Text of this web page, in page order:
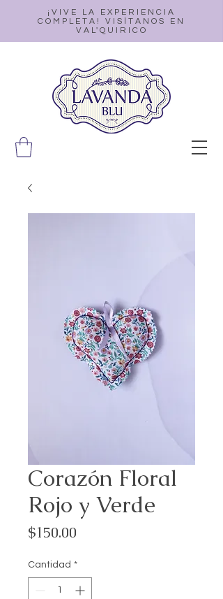
¡VIVE LA EXPERIENCIA
COMPLETA! VISÍTANOS EN
VAL'QUIRICO
Corazón Floral
Rojo y Verde
$150.00
Cantidad *